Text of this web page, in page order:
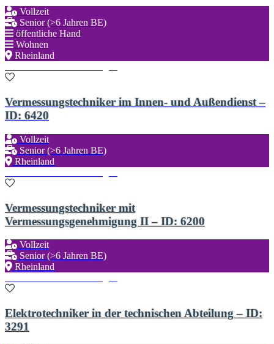
Vollzeit
Senior (>6 Jahren BE)
öffentliche Hand
Wohnen
Rheinland
Vermessungstechniker im Innen- und Außendienst –
ID: 6420
Vollzeit
Senior (>6 Jahren BE)
Rheinland
Vermessungstechniker mit
Vermessungsgenehmigung II – ID: 6200
Vollzeit
Senior (>6 Jahren BE)
Rheinland
Elektrotechniker in der technischen Abteilung – ID:
3291